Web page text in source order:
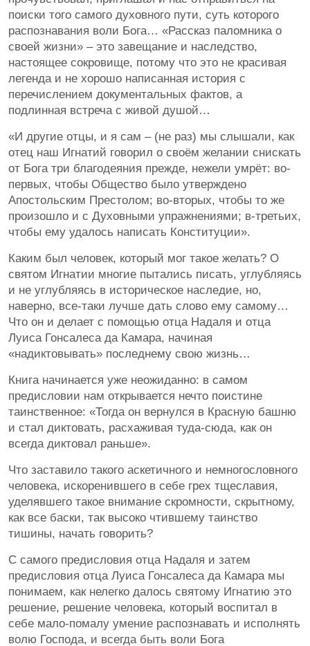
поиски того самого духовного пути, суть которого
распознавания воли Бога… «Рассказ паломника о
своей жизни» – это завещание и наследство,
настоящее сокровище, потому что это не красивая
легенда и не хорошо написанная история с
перечислением документальных фактов, а
подлинная встреча с живой душой…
«И другие отцы, и я сам – (не раз) мы слышали, как
отец наш Игнатий говорил о своём желании снискать
от Бога три благодеяния прежде, нежели умрёт: во-
первых, чтобы Общество было утверждено
Апостольским Престолом; во-вторых, чтобы то же
произошло и с Духовными упражнениями; в-третьих,
чтобы ему удалось написать Конституции».
Каким был человек, который мог такое желать? О
святом Игнатии многие пытались писать, углубляясь
и не углубляясь в историческое наследие, но,
наверно, все-таки лучше дать слово ему самому…
Что он и делает с помощью отца Надаля и отца
Луиса Гонсалеса да Камара, начиная
«надиктовывать» последнему свою жизнь…
Книга начинается уже неожиданно: в самом
предисловии нам открывается нечто поистине
таинственное: «Тогда он вернулся в Красную башню
и стал диктовать, расхаживая туда-сюда, как он
всегда диктовал раньше».
Что заставило такого аскетичного и немногословного
человека, искоренившего в себе грех тщеславия,
уделявшего такое внимание скромности, скрытному,
как все баски, так высоко чтившему таинство
тишины, начать говорить?
С самого предисловия отца Надаля и затем
предисловия отца Луиса Гонсалеса да Камара мы
понимаем, как нелегко далось святому Игнатию это
решение, решение человека, который воспитал в
себе мало-помалу умение распознавать и исполнять
волю Господа, и всегда быть воли Бога